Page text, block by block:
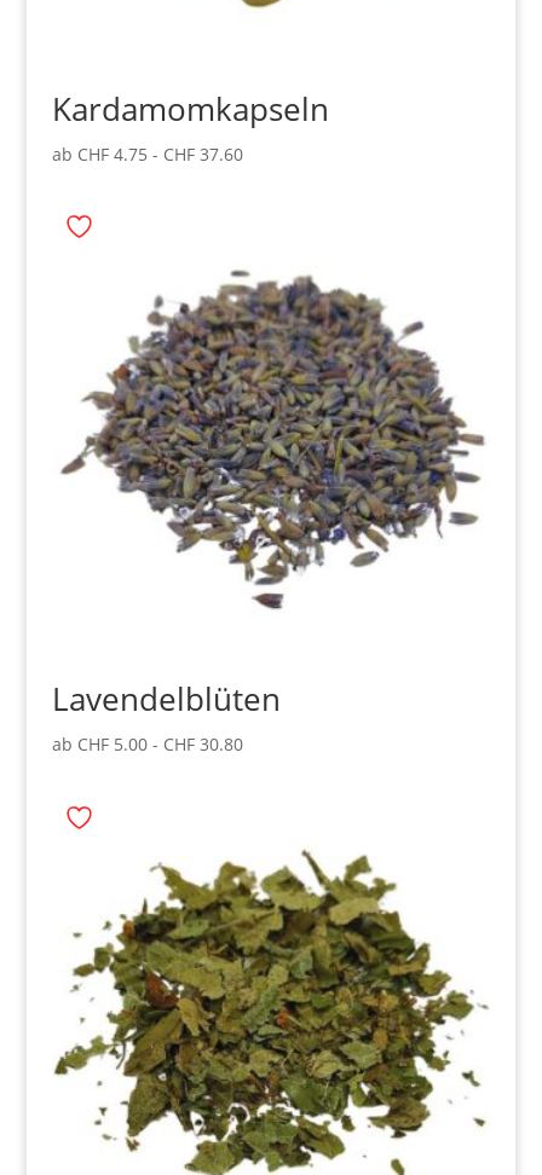
Kardamomkapseln
ab CHF4.75 - CHF37.60
Lavendelblüten
ab CHF5.00- CHF30.80